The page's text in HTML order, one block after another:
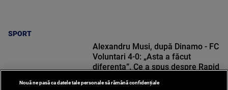
SPORT
Alexandru Musi, după Dinamo - FC
Voluntari 4-0: „Asta a făcut
diferența”. Ce a spus despre Rapid
Nouă ne pasă ca datele tale personale să rămână confidențiale